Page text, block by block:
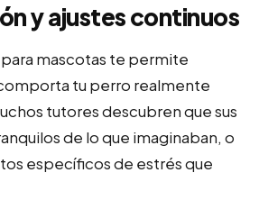
y ajustes continuos
para mascotas te permite
tu perro realmente
tutores descubren que sus
de lo que imaginaban, o
específicos de estrés que